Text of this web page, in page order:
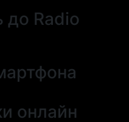
до Radio
онлайн